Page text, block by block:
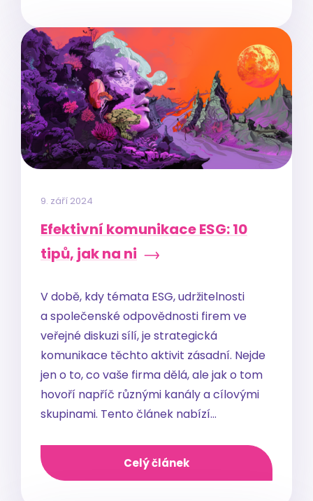
9. září 2024
Efektivní komunikace ESG: 10
tipů, jak na ni
V době, kdy témata ESG, udržitelnosti
a společenské odpovědnosti firem ve
veřejné diskuzi sílí, je strategická
komunikace těchto aktivit zásadní. Nejde
jen o to, co vaše firma dělá, ale jak o tom
hovoří napříč různými kanály a cílovými
skupinami. Tento článek nabízí…
Celý článek